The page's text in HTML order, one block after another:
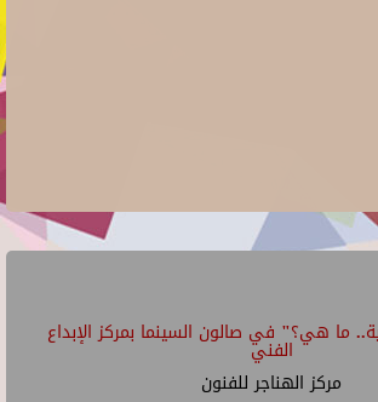
ما هي؟" في صالون السينما بمركز الإبداع
الفني
مركز الهناجر للفنون